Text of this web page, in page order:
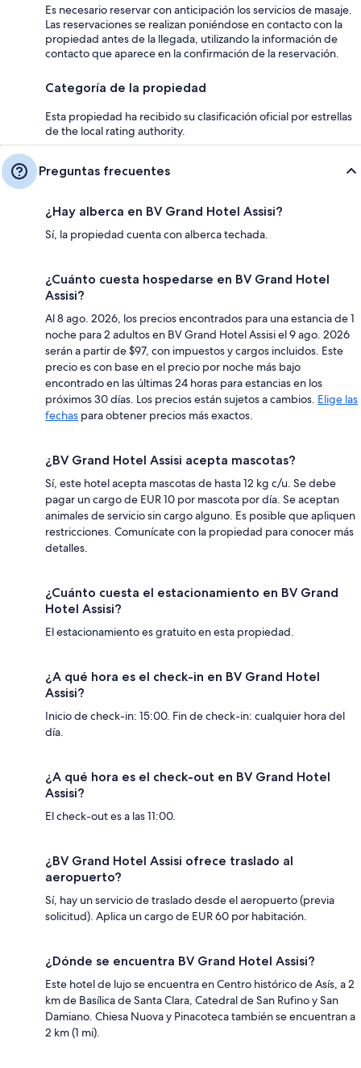
Es necesario reservar con anticipación los servicios de masaje.
Las reservaciones se realizan poniéndose en contacto con la
propiedad antes de la llegada, utilizando la información de
contacto que aparece en la confirmación de la reservación.
Categoría de la propiedad
Esta propiedad ha recibido su clasificación oficial por estrellas
de the local rating authority.
Preguntas frecuentes
¿Hay alberca en BV Grand Hotel Assisi?
Sí, la propiedad cuenta con alberca techada.
¿Cuánto cuesta hospedarse en BV Grand Hotel
Assisi?
Al 8 ago. 2026, los precios encontrados para una estancia de 1
noche para 2 adultos en BV Grand Hotel Assisi el 9 ago. 2026
serán a partir de $97, con impuestos y cargos incluidos. Este
precio es con base en el precio por noche más bajo
encontrado en las últimas 24 horas para estancias en los
próximos 30 días. Los precios están sujetos a cambios. Elige las
fechas para obtener precios más exactos.
¿BV Grand Hotel Assisi acepta mascotas?
Sí, este hotel acepta mascotas de hasta 12 kg c/u. Se debe
pagar un cargo de EUR 10 por mascota por día. Se aceptan
animales de servicio sin cargo alguno. Es posible que apliquen
restricciones. Comunícate con la propiedad para conocer más
detalles.
¿Cuánto cuesta el estacionamiento en BV Grand
Hotel Assisi?
El estacionamiento es gratuito en esta propiedad.
¿A qué hora es el check-in en BV Grand Hotel
Assisi?
Inicio de check-in: 15:00. Fin de check-in: cualquier hora del
día.
¿A qué hora es el check-out en BV Grand Hotel
Assisi?
El check-out es a las 11:00.
¿BV Grand Hotel Assisi ofrece traslado al
aeropuerto?
Sí, hay un servicio de traslado desde el aeropuerto (previa
solicitud). Aplica un cargo de EUR 60 por habitación.
¿Dónde se encuentra BV Grand Hotel Assisi?
Este hotel de lujo se encuentra en Centro histórico de Asís, a 2
km de Basílica de Santa Clara, Catedral de San Rufino y San
Damiano. Chiesa Nuova y Pinacoteca también se encuentran a
2 km (1 mi).